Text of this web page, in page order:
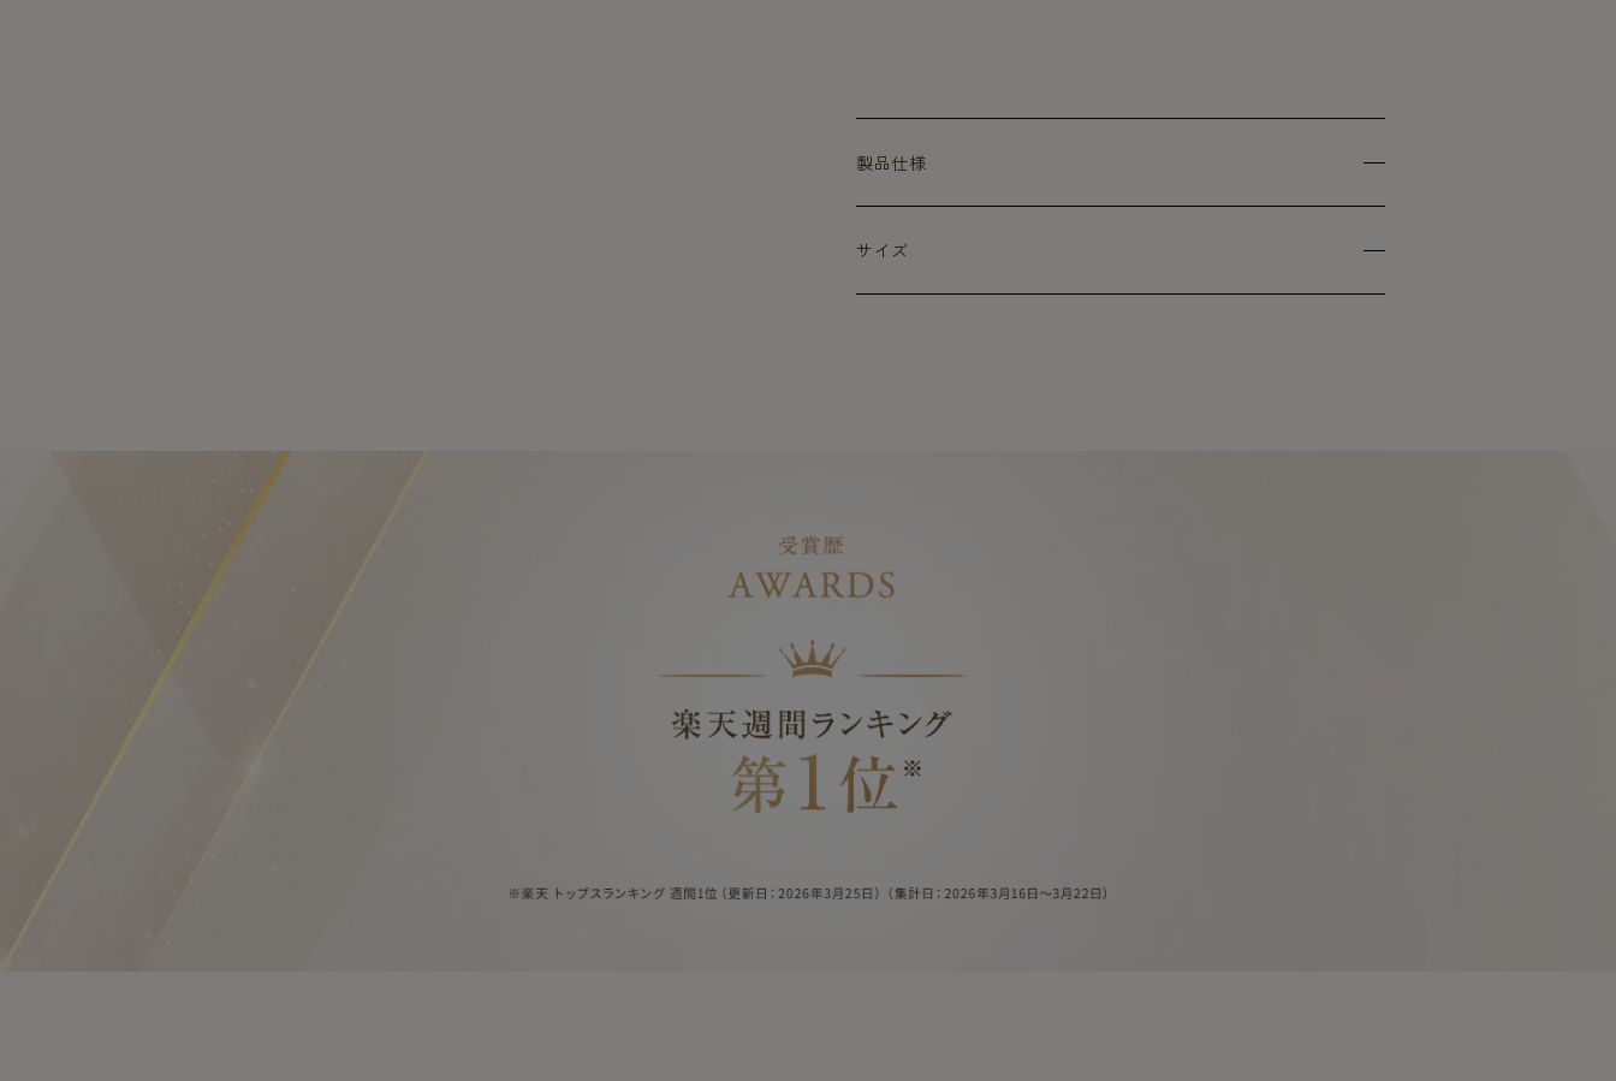
製品仕様
サイズ